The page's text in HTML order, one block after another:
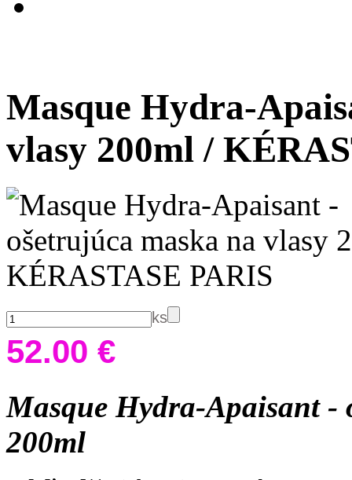
Masque Hydra-
vlasy 200ml /
ks
52.00 €
Masque Hydra-Apaisant -
200ml